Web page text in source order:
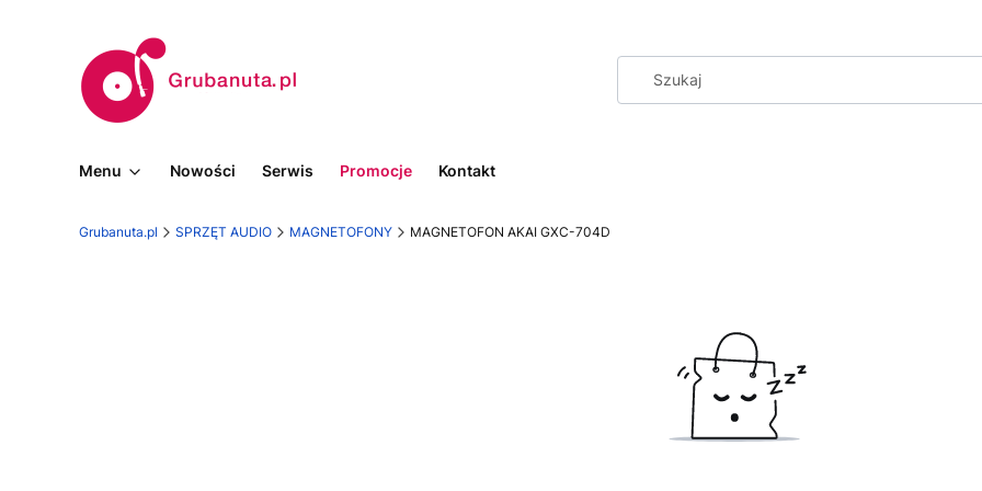
Menu Nowości Serwis Promocje Kontakt
Grubanuta.pl SPRZĘT AUDIO MAGNETOFONY MAGNETOFON AKAI GXC-704D